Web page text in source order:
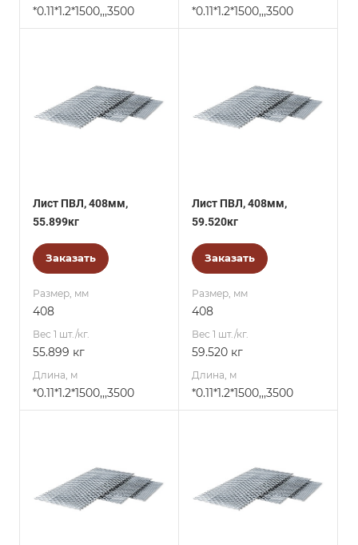
*0.11*1.2*1500,,,3500 *0.11*1.2*1500,,,3500
Лист ПВЛ, 408мм,
55.899кг
Заказать
Размер, мм
408
Вес 1 шт./кг.
55.899 кг
Длина, м
*0.11*1.2*1500,,,3500
Лист ПВЛ, 408мм,
59.520кг
Заказать
Размер, мм
408
Вес 1 шт./кг.
59.520 кг
Длина, м
*0.11*1.2*1500,,,3500